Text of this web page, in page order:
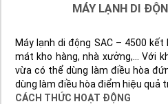
MÁY LẠNH DI
Máy lạnh di động SAC – 4500
mát kho hàng, nhà xưởng,… Với
vừa có thể dùng làm điều hòa
dùng làm điều hòa điểm hiệu quả
CÁCH THỨC HOẠT ĐỘNG